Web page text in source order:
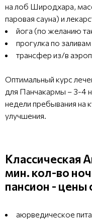
на лоб Широдхара,
паровая сауна) и
йога (по желанию
прогулка по
трансфер из/в
Оптимальный курс
для Панчакармы – 3-4
недели пребывания на
улучшения.
Классическая
мин. кол-во
пансион - цены
аюрведическое